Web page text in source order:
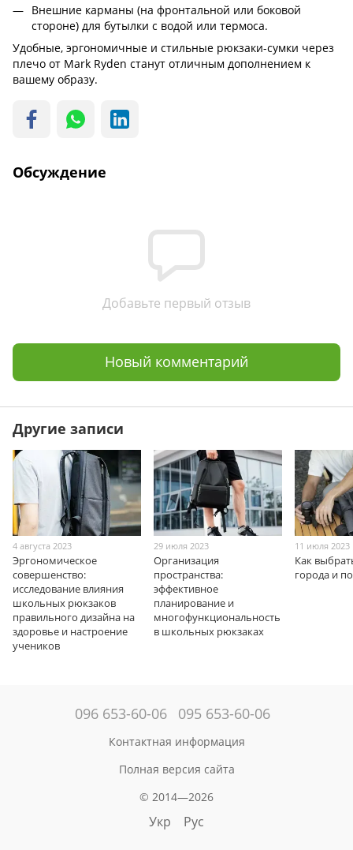
Внешние карманы (на фронтальной или боковой
стороне) для бутылки с водой или термоса.
Удобные, эргономичные и стильные рюкзаки-сумки через
плечо от Mark Ryden станут отличным дополнением к
вашему образу.
Обсуждение
Добавьте первый отзыв
Новый комментарий
Другие записи
4 августа 2023
Эргономическое
совершенство:
исследование влияния
школьных рюкзаков
правильного дизайна на
здоровье и настроение
учеников
29 июля 2023
Организация
пространства:
эффективное
планирование и
многофункциональность
в школьных рюкзаках
11 июля 2023
Как
города и
096 653-60-06 095 653-60-06
Контактная информация
Полная версия сайта
© 2014—2026
Укр Рус